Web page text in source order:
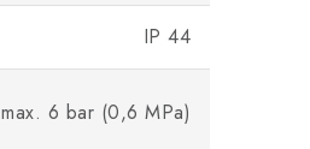
IP 44
max. 6 bar (0,6 MPa)